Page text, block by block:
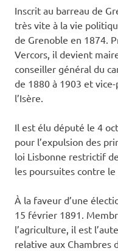
Inscrit au barreau de
très vite à la vie
de Grenoble en 1874.
Vercors, il devient
conseiller général du
de 1880 à 1903 et
l’Isère.
Il est élu député le 4
pour l’expulsion des
loi Lisbonne restrictif
les poursuites contre
À la faveur d’une
15 février 1891.
l’agriculture, il est
relative aux Chambres